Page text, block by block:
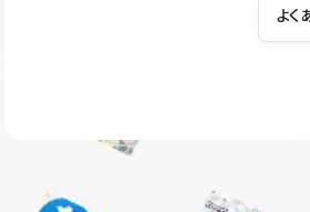
操作方法や機能については、ヘルプセン
ユーザー同士で質問・相談できるコミュニ
よく